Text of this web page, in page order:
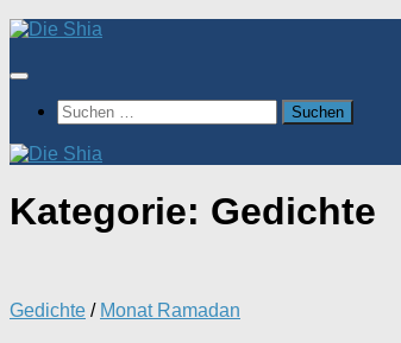
Zum
springen
Suchen
nach:
Kategorie: Gedichte
Gedichte / Monat Ramadan